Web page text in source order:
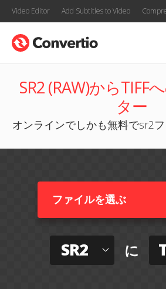
Video Editor Add Subtitles to Video
SR2 (RAW)からTIFF
ター
オンラインでしかも無料でsr2
ファイルを選ぶ
SR2 に